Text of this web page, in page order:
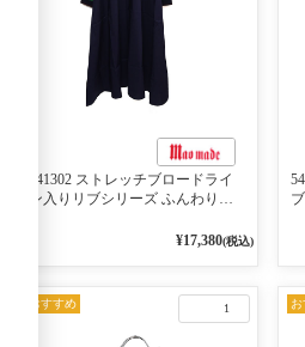
541302 ストレッチブロードライ
ン入りリブシリーズ ふんわりス
¥17,380(税込)
1
おすすめ お